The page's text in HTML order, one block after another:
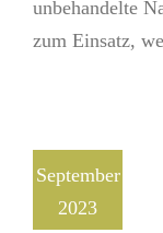
unbehandelte
zum Einsatz,
September
2023